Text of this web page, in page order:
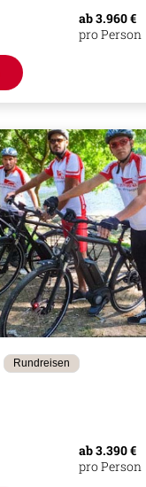
ab 3.960 €
pro Person
Rundreisen
ab 3.390 €
pro Person